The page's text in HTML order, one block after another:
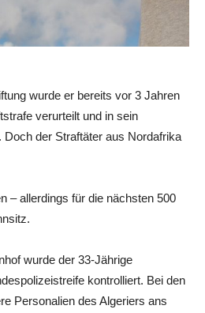
wurde er bereits vor 3 Jahren
verurteilt und in sein
Doch der Straftäter aus Nordafrika
– allerdings für die nächsten 500
wurde der 33-Jährige
kontrolliert. Bei den
Personalien des Algeriers ans